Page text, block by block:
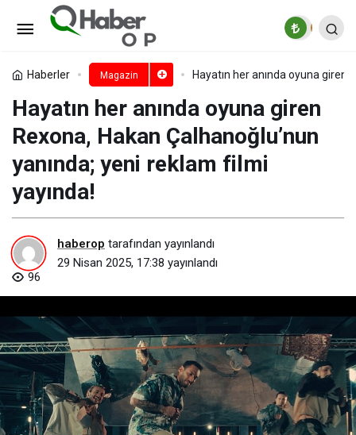
Haberler Magazin Hayatın her anında oyuna giren
Hayatın her anında oyuna giren
Rexona, Hakan Çalhanoğlu’nun
yanında; yeni reklam filmi
yayında!
haberop tarafından yayınlandı
29 Nisan 2025, 17:38 yayınlandı
96
Nil Tellioğlu Beylikdüzü
Şubesi’nden Ünlü İsimleri Buluşturan
Etkinlik
Yorum Yap